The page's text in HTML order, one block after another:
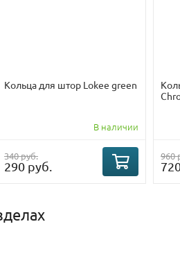
Кольца для штор Lokee green
В наличии
340 руб.
290 руб.
960